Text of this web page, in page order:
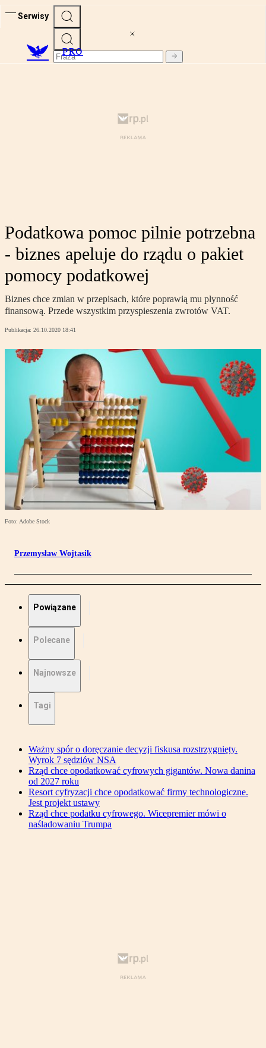
Serwisy
PRO
Podatkowa pomoc pilnie potrzebna
- biznes apeluje do rządu o pakiet
pomocy podatkowej
Biznes chce zmian w przepisach, które poprawią mu płynność
finansową. Przede wszystkim przyspieszenia zwrotów VAT.
Publikacja: 26.10.2020 18:41
Foto: Adobe Stock
Przemysław Wojtasik
Powiązane
Polecane
Najnowsze
Tagi
Ważny spór o doręczanie decyzji fiskusa rozstrzygnięty.
Wyrok 7 sędziów NSA
Rząd chce opodatkować cyfrowych gigantów. Nowa danina
od 2027 roku
Resort cyfryzacji chce opodatkować firmy technologiczne.
Jest projekt ustawy
Rząd chce podatku cyfrowego. Wicepremier mówi o
naśladowaniu Trumpa